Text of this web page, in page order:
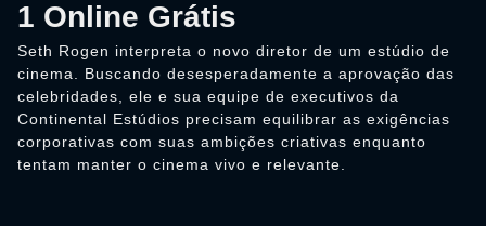
1 Online Grátis
Seth Rogen interpreta o novo diretor de um estúdio de
cinema. Buscando desesperadamente a aprovação das
celebridades, ele e sua equipe de executivos da
Continental Estúdios precisam equilibrar as exigências
corporativas com suas ambições criativas enquanto
tentam manter o cinema vivo e relevante.